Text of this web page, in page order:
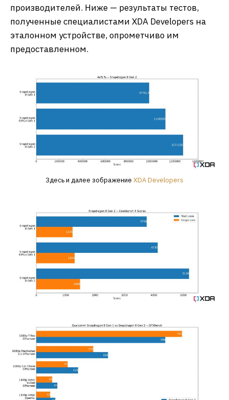
производителей. Ниже — результаты тестов,
полученные специалистами XDA Developers на
эталонном устройстве, опрометчиво им
предоставленном.
Здесь и далее зображение XDA Developers